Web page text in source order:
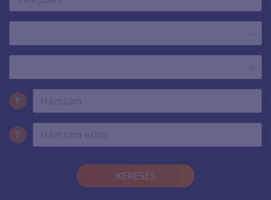
?
?
KERESÉS